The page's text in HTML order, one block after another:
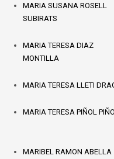
MARIA SUSANA ROSELL
SUBIRATS
MARIA TERESA DIAZ
MONTILLA
MARIA TERESA LLETI
MARIA TERESA PIÑOL
MARIBEL RAMON ABELLA